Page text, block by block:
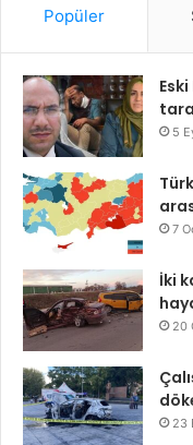
Popüler
5
7
İki
20
23